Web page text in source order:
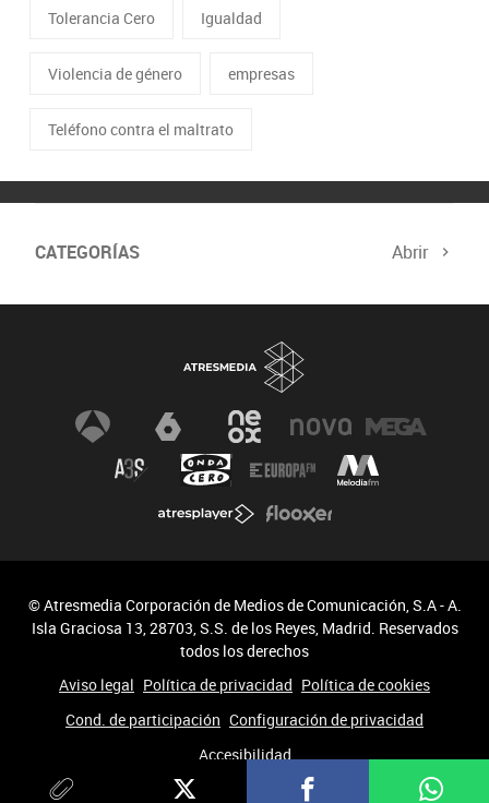
Tolerancia Cero Igualdad
Violencia de género empresas
Teléfono contra el maltrato
CATEGORÍAS Abrir
© Atresmedia Corporación de Medios de Comunicación, S.A - A.
Isla Graciosa 13, 28703, S.S. de los Reyes, Madrid. Reservados
todos los derechos
Aviso legal Política de privacidad Política de cookies
Cond. de participación Configuración de privacidad
Accesibilidad